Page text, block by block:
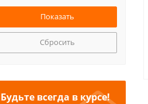
Сбросить
Будьте всегда в курсе!